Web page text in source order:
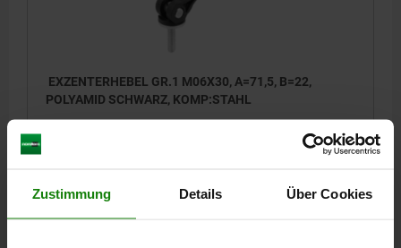
Zustimmung Details Über Cookies
EXZENTERHEBEL GR.1 M06X30, A=71,5, B=22,
POLYAMID SCHWARZ, KOMP:STAHL
MATERIAL KOMPONENTE=STAHL
D1=18,1
GRIFFLÄNGE=71,5
HUB S=1,15 SPANNKRAFT F KN=2,5
HANDKRAFT FH N=125